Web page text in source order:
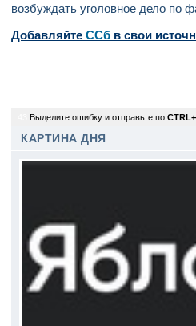
возбуждать уголовное дело по
Добавляйте CСб в свои
Выделите ошибку и отправьте по
КАРТИНА ДНЯ